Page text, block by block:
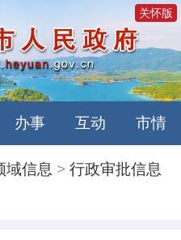
关怀版
办事 互动 市情
域信息 >行政审批信息